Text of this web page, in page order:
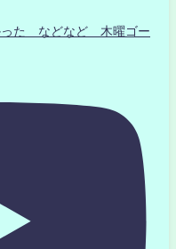
った などなど 木曜ゴー